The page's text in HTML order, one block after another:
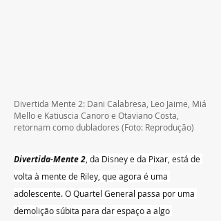
Divertida Mente 2: Dani Calabresa, Leo Jaime, Miá
Mello e Katiuscia Canoro e Otaviano Costa,
retornam como dubladores (Foto: Reprodução)
Divertida-Mente 2 , da Disney e da Pixar, está de
volta à mente de Riley, que agora é uma
adolescente. O Quartel General passa por uma
demolição súbita para dar espaço a algo